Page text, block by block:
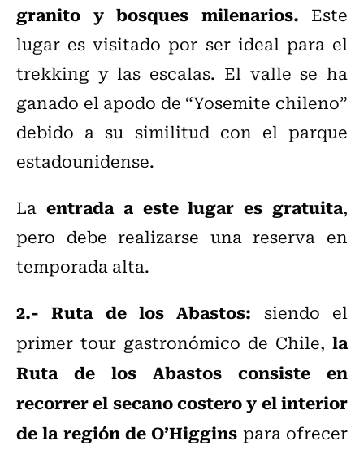
granito y bosques milenarios. Este
lugar es visitado por ser ideal para el
trekking y las escalas. El valle se ha
ganado el apodo de “Yosemite chileno”
debido a su similitud con el parque
estadounidense.
La entrada a este lugar es gratuita,
pero debe realizarse una reserva en
temporada alta.
2.- Ruta de los Abastos: siendo el
primer tour gastronómico de Chile, la
Ruta de los Abastos consiste en
recorrer el secano costero y el interior
de la región de O’Higgins para ofrecer